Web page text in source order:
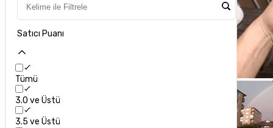
Satıcı Puanı
Tümü
3.0 ve Üstü
3.5 ve Üstü